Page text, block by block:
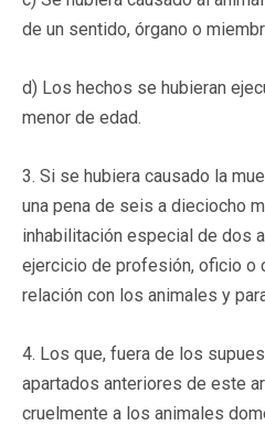
de un sentido, órgano o
d) Los hechos se hubieran
menor de edad.
3. Si se hubiera causado la
una pena de seis a dieciocho
inhabilitación especial de dos
ejercicio de profesión, oficio o
relación con los animales y
4. Los que, fuera de los
apartados anteriores de este
cruelmente a los animales